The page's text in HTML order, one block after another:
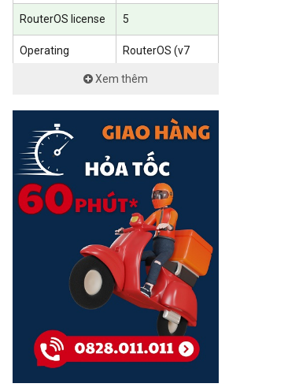
RouterOS license 5
Operating
RouterOS (v7
Storage size 1 GB
Storage type NAND
MTBF
Approximately
200'000 hours at
25C
Tested ambient
temperature
-40°C to 60°C
IPsec hardware
acceleration
Powering
Xem thêm